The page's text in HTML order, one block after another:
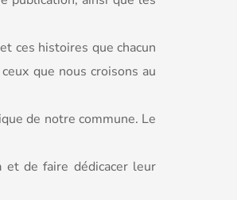
ces histoires que chacun
que nous croisons au
de notre commune. Le
et de faire dédicacer leur